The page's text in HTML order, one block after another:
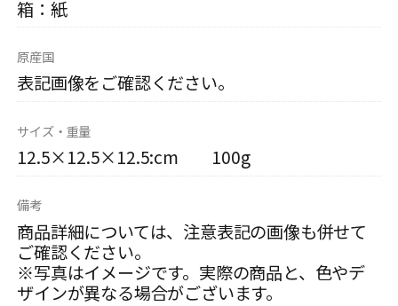
箱：紙
原産国
表記画像をご確認ください。
サイズ・重量
12.5×12.5×12.5:cm 100g
備考
商品詳細については、注意表記の画像も併せて
ご確認ください。
※写真はイメージです。実際の商品と、色やデ
ザインが異なる場合がございます。